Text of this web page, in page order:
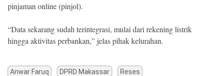
pinjaman online (pinjol).
“Data sekarang sudah terintegrasi, mulai dari rekening listrik
hingga aktivitas perbankan,” jelas pihak kelurahan.
Anwar Faruq DPRD Makassar Reses